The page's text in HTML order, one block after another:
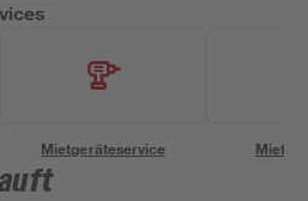
Mietgeräteservice